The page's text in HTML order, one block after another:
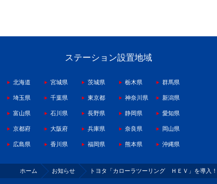
ステーション設置地域
北海道 宮城県 茨城県 栃木県 群馬県
埼玉県 千葉県 東京都 神奈川県 新潟県
富山県 石川県 長野県 静岡県 愛知県
京都府 大阪府 兵庫県 奈良県 岡山県
広島県 香川県 福岡県 熊本県 沖縄県
ホーム お知らせ トヨタ「カローラツーリング ＨＥＶ」を導入！